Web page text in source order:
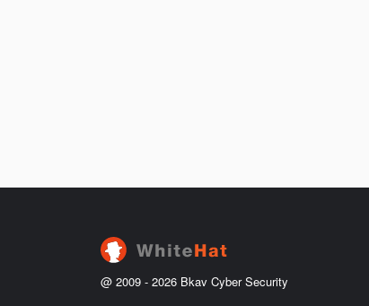
@ 2009 - 2026 Bkav Cyber Security